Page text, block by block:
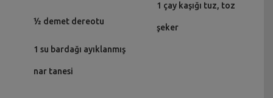
½ demet dereotu
1 su bardağı ayıklanmış
nar tanesi
1 çay kaşığı tuz, toz
şeker